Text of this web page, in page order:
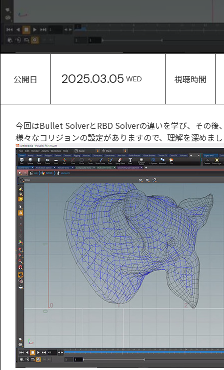
公開日 2025.03.05 WED 視聴時間
今回はBullet SolverとRBD Solverの違いを学び、その
様々なコリジョンの設定がありますので、理解を深めま